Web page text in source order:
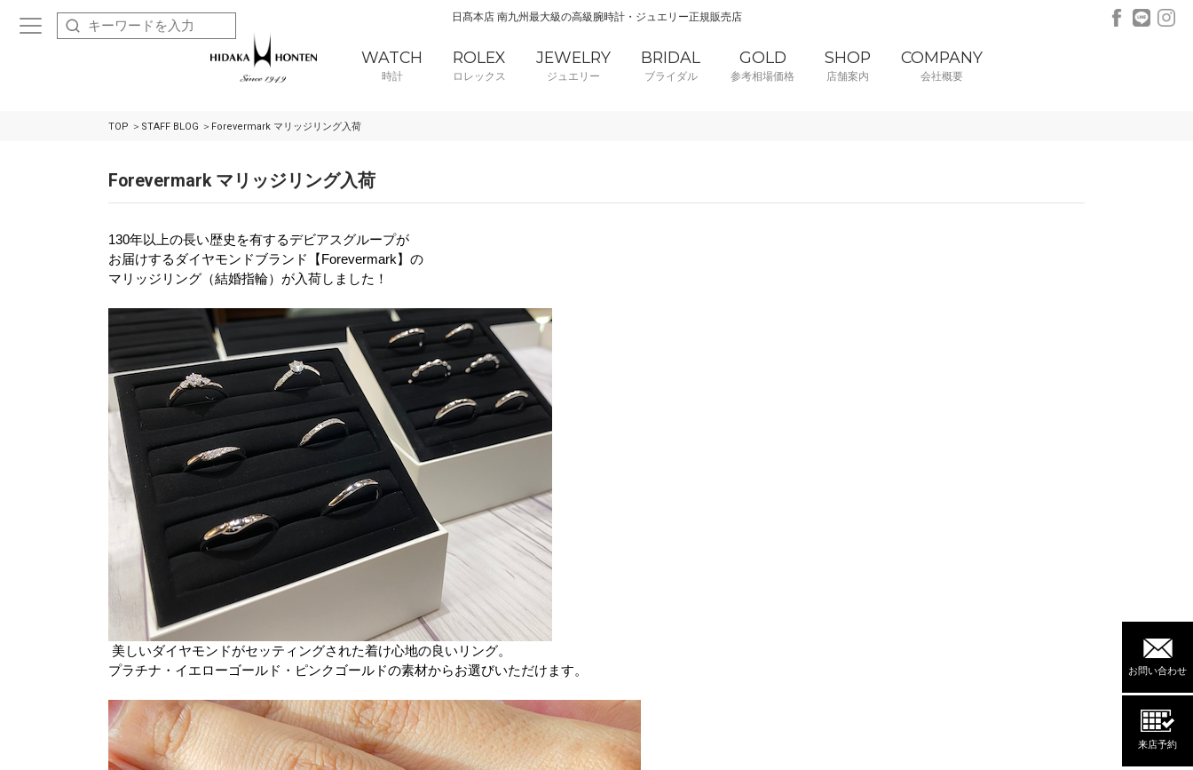
日髙本店 南九州最大級の高級腕時計・ジュエリー正規販売店
WATCH
時計
ROLEX
ロレックス
JEWELRY
ジュエリー
BRIDAL
ブライダル
GOLD
参考相場価格
SHOP
店舗案内
COMPANY
会社概要
お問い合わせ
来店予約
TOP STAFF BLOG Forevermark マリッジリング入荷
Forevermark マリッジリング入荷
130年以上の長い歴史を有するデビアスグループが
お届けする ダイヤモンドブランド【Forevermark】の
マリッジリング（結婚指輪）が入荷しました！
美しいダイヤモンドがセッティングされた着け心地の良いリング。
プラチナ・イエローゴールド・ピンクゴールドの素材からお選びいただけます。